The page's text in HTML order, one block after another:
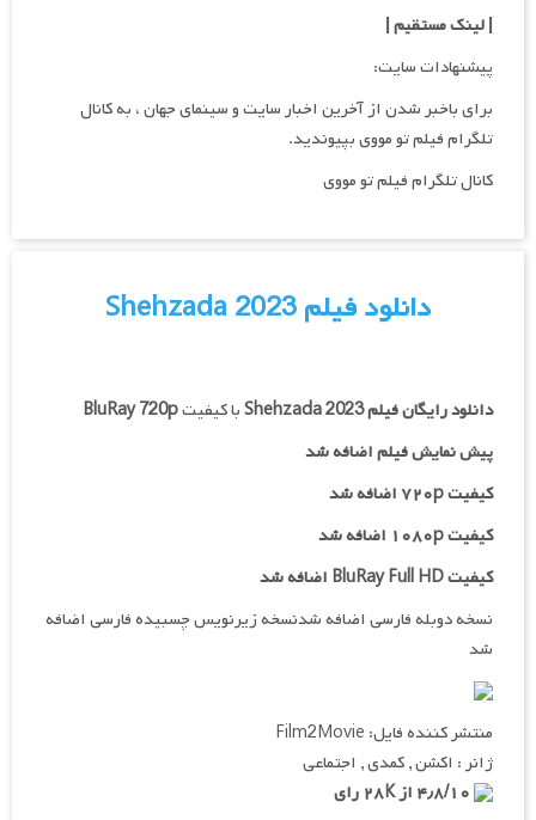
| لینک مستقیم|
پیشنهادات سایت:
برای باخبر شدن از آخرین اخبار سایت و سینمای جهان ، به کانال
تلگرام فیلم تو مووی بپیوندید.
کانال تلگرام فیلم تو مووی
دانلود فیلم Shehzada 2023
دانلود رایگان فیلمShehzada 2023با کیفیتBluRay 720p
پیش نمایش فیلم اضافه شد
کیفیت ۷۲۰p اضافه شد
کیفیت ۱۰۸۰p اضافه شد
کیفیت BluRay Full HD اضافه شد
نسخه دوبله فارسی اضافه شدنسخه زیرنویس چسبیده فارسی اضافه
شد
منتشر کننده فایل: Film2Movie
ژانر : اکشن , کمدی , اجتماعی